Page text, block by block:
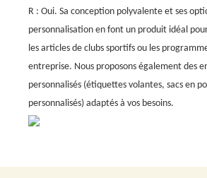
R : Oui. Sa conception polyvalente et ses
personnalisation en font un produit idéal
les articles de clubs sportifs ou les
entreprise. Nous proposons également des
personnalisés (étiquettes volantes, sacs en
personnalisés) adaptés à vos besoins.